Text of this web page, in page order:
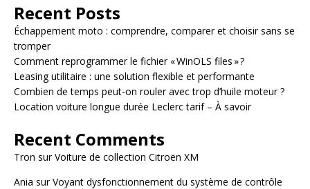
Recent Posts
Échappement moto : comprendre, comparer et choisir sans se
tromper
Comment reprogrammer le fichier « WinOLS files » ?
Leasing utilitaire : une solution flexible et performante
Combien de temps peut-on rouler avec trop d’huile moteur ?
Location voiture longue durée Leclerc tarif – À savoir
Recent Comments
Tron surVoiture de collection Citroën XM
Ania surVoyant dysfonctionnement du système de contrôle